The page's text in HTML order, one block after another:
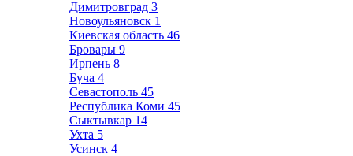
Димитровград 3
Новоульяновск 1
Киевская область 46
Бровары 9
Ирпень 8
Буча 4
Севастополь 45
Республика Коми 45
Сыктывкар 14
Ухта 5
Усинск 4